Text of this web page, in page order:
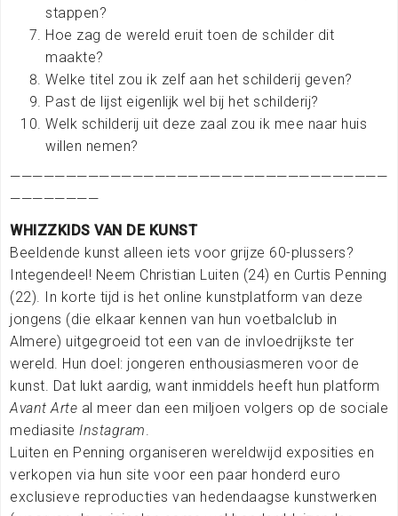
stappen?
Hoe zag de wereld eruit toen de schilder dit
maakte?
Welke titel zou ik zelf aan het schilderij geven?
Past de lijst eigenlijk wel bij het schilderij?
Welk schilderij uit deze zaal zou ik mee naar huis
willen nemen?
——————————————————————————————————
————————
WHIZZKIDS VAN DE KUNST
Beeldende kunst alleen iets voor grijze 60-plussers?
Integendeel! Neem Christian Luiten (24) en Curtis Penning
(22). In korte tijd is het online kunstplatform van deze
jongens (die elkaar kennen van hun voetbalclub in
Almere) uitgegroeid tot een van de invloedrijkste ter
wereld. Hun doel: jongeren enthousiasmeren voor de
kunst. Dat lukt aardig, want inmiddels heeft hun platform
Avant Arte al meer dan een miljoen volgers op de sociale
mediasite Instagram.
Luiten en Penning organiseren wereldwijd exposities en
verkopen via hun site voor een paar honderd euro
exclusieve reproducties van hedendaagse kunstwerken